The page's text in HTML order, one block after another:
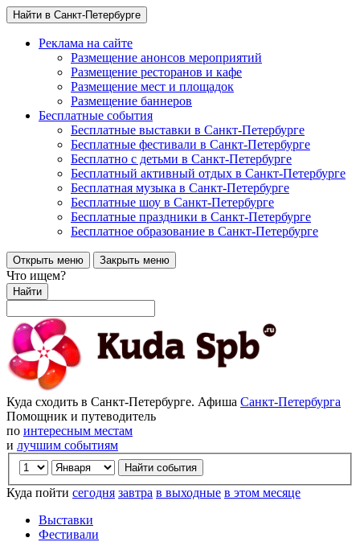
Найти в Санкт-Петербурге
Реклама на сайте
Размещение анонсов мероприятий
Размещение ресторанов и кафе
Размещение мест и площадок
Размещение баннеров
Бесплатные события
Бесплатные выставки в Санкт-Петербурге
Бесплатные фестивали в Санкт-Петербурге
Бесплатно с детьми в Санкт-Петербурге
Бесплатный активный отдых в Санкт-Петербурге
Бесплатная музыка в Санкт-Петербурге
Бесплатные шоу в Санкт-Петербурге
Бесплатные праздники в Санкт-Петербурге
Бесплатное образование в Санкт-Петербурге
Открыть меню Закрыть меню
Что ищем?
Найти
Куда сходить в Санкт-Петербурге. Афиша Санкт-Петербурга
Помощник и путеводитель
по интересным местам
и лучшим событиям
Куда пойти сегодня завтра в выходные в этом месяце
Выставки
Фестивали